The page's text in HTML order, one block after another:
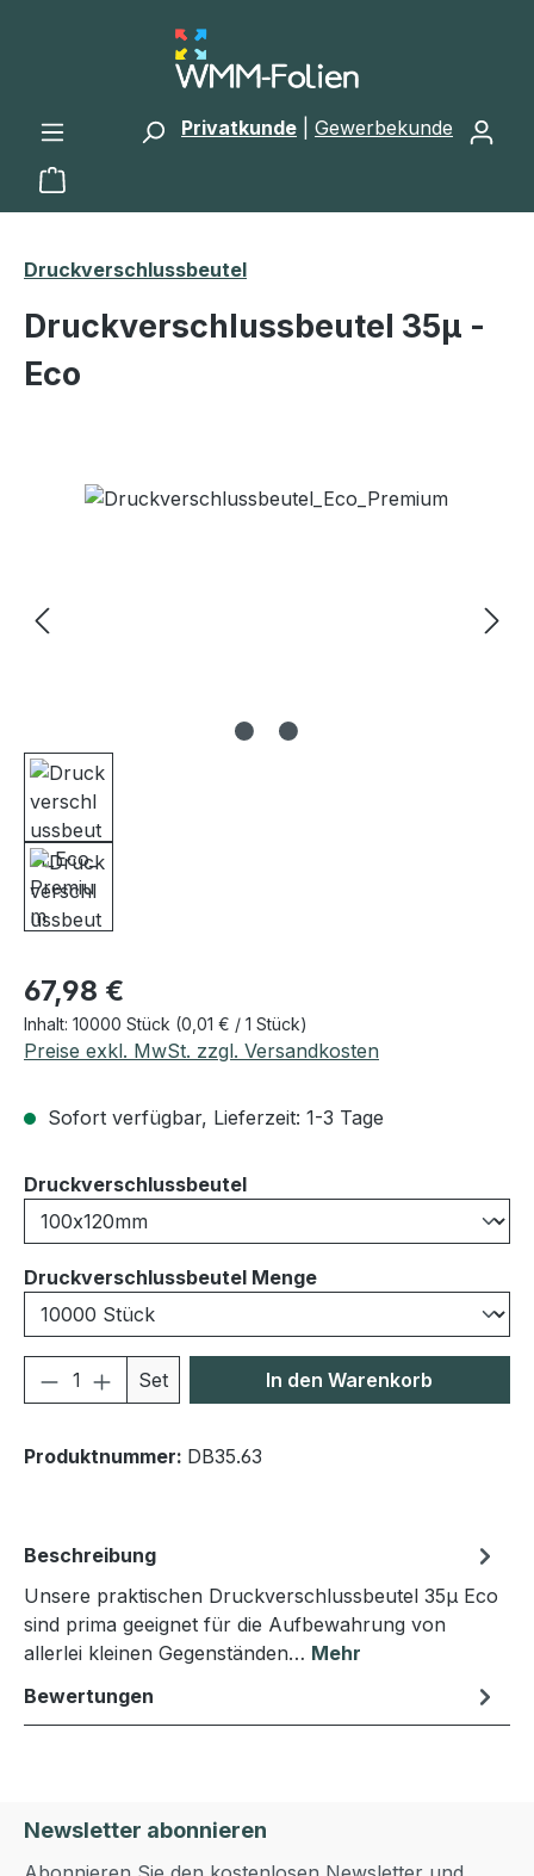
Zum Hauptinhalt springen
Privatkunde Gewerbekunde
Warenkorb enthält 0 Positionen. Der
Druckverschlussbeutel
Druckverschlussbeutel 35μ -
Eco
Bildergalerie überspringen
Regulärer Preis:
67,98 €
Inhalt: 10000 Stück (0,01 € / 1 Stück)
Preise exkl. MwSt. zzgl. Versandkosten
Sofort verfügbar, Lieferzeit: 1-3 Tage
Druckverschlussbeutelauswählen
Druckverschlussbeutel Mengeauswählen
Produkt Anzahl: Gib den
Set In den Warenkorb
Produktnummer: DB35.63
Beschreibung
Unsere praktischen Druckverschlussbeutel 35μ Eco
sind prima geeignet für die Aufbewahrung von
allerlei kleinen Gegenständen… Mehr
Bewertungen
Newsletter abonnieren